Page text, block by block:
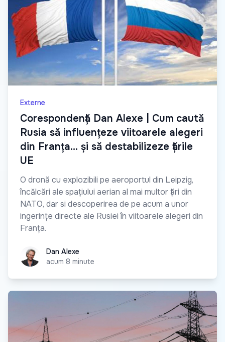
Externe
Сorespondență Dan Alexe | Cum caută
Rusia să influențeze viitoarele alegeri
din Franța… și să destabilizeze țările
UE
O dronă cu explozibili pe aeroportul din Leipzig,
încălcări ale spațiului aerian al mai multor țări din
NATO, dar si descoperirea de pe acum a unor
ingerințe directe ale Rusiei în viitoarele alegeri din
Franța.
Dan AlexeDan Alexe
acum 8 minute